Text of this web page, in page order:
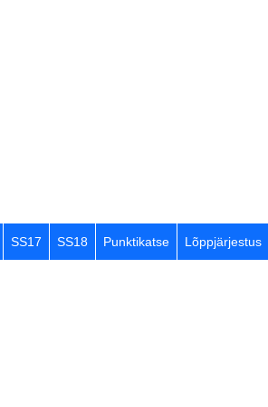
SS17 SS18 Punktikatse Lõppjärjestus